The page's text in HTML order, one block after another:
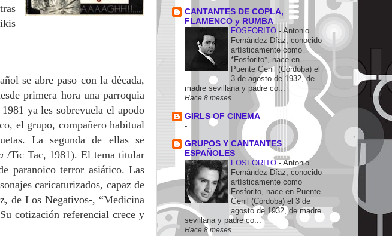
se abre paso con la década,
primera hora una parroquia
ya les sobrevuela el apodo
el grupo, compañero habitual
La segunda de ellas se
/Tic Tac, 1981).El tema titular
paranoico terror asiático. Las
caricaturizados, capaz de
de Los Negativos-, “Medicina
cotización referencial crece y
CANTANTES DE COPLA,
FLAMENCO y RUMBA
FOSFORITO - Antonio
Fernández Díaz, conocido
artísticamente como
*Fosforito*, nace en
Puente Genil (Córdoba) el
3 de agosto de 1932, de
madre sevillana y padre co...
Hace 8 meses
GIRLS OF CINEMA
-
GRUPOS Y CANTANTES
ESPAÑOLES
FOSFORITO-Antonio
Fernández Díaz, conocido
artísticamente como
Fosforito, nace en Puente
Genil (Córdoba) el 3 de
agosto de 1932, de madre
sevillana y padre co...
Hace 8 meses